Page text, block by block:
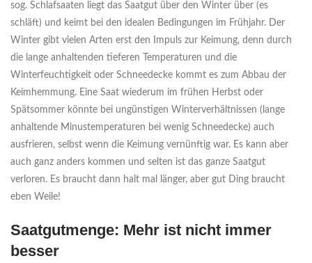
sog. Schlafsaaten liegt das Saatgut über den Winter über (es
schläft) und keimt bei den idealen Bedingungen im Frühjahr. Der
Winter gibt vielen Arten erst den Impuls zur Keimung, denn durch
die lange anhaltenden tieferen Temperaturen und die
Winterfeuchtigkeit oder Schneedecke kommt es zum Abbau der
Keimhemmung. Eine Saat wiederum im frühen Herbst oder
Spätsommer könnte bei ungünstigen Winterverhältnissen (lange
anhaltende Minustemperaturen bei wenig Schneedecke) auch
ausfrieren, selbst wenn die Keimung vernünftig war. Es kann aber
auch ganz anders kommen und selten ist das ganze Saatgut
verloren. Es braucht dann halt mal länger, aber gut Ding braucht
eben Weile!
Saatgutmenge: Mehr ist nicht immer
besser